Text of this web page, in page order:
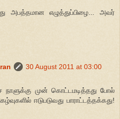
எழுத்துப்பிழை... அவர்
30 August 2011 at 03:00
முன் கொட்டமடித்தது போல்
ஈடுபடுவது பாராட்டத்தக்கது!